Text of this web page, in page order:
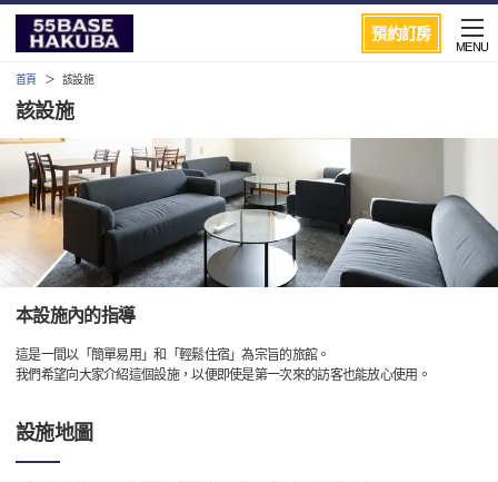
預約訂房
MENU
首頁 該設施
該設施
本設施內的指導
這是一間以「簡單易用」和「輕鬆住宿」為宗旨的旅館。
我們希望向大家介紹這個設施，以便即使是第一次來的訪客也能放心使用。
設施地圖